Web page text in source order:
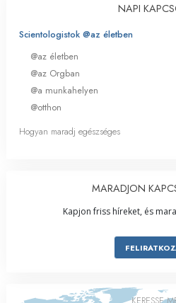
NAPI
Scientologistok @az életben
@az életben
@az Orgban
@a munkahelyen
@otthon
Hogyan maradj egészséges
MARADJON
Kapjon friss híreket, és